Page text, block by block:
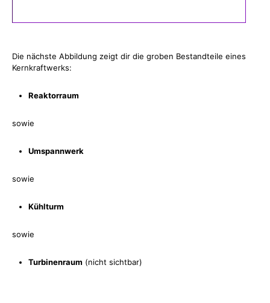
Die nächste Abbildung zeigt dir die groben Bestandteile eines
Kernkraftwerks:
Reaktorraum
sowie
Umspannwerk
sowie
Kühlturm
sowie
Turbinenraum (nicht sichtbar)